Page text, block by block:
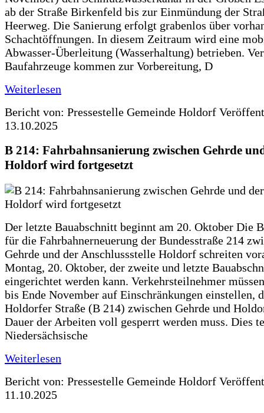
ab der Straße Birkenfeld bis zur Einmündung der
Heerweg. Die Sanierung erfolgt grabenlos über
Schachtöffnungen. In diesem Zeitraum wird eine
Abwasser-Überleitung (Wasserhaltung) betrieben.
Baufahrzeuge kommen zur Vorbereitung, D
Weiterlesen
Bericht von: Pressestelle Gemeinde Holdorf
13.10.2025
B 214: Fahrbahnsanierung zwischen Gehrde
Holdorf wird fortgesetzt
Der letzte Bauabschnitt beginnt am 20. Oktober Die
für die Fahrbahnerneuerung der Bundesstraße 214
Gehrde und der Anschlussstelle Holdorf schreiten
Montag, 20. Oktober, der zweite und letzte
eingerichtet werden kann. Verkehrsteilnehmer
bis Ende November auf Einschränkungen einstellen,
Holdorfer Straße (B 214) zwischen Gehrde und
Dauer der Arbeiten voll gesperrt werden muss. Dies
Niedersächsische
Weiterlesen
Bericht von: Pressestelle Gemeinde Holdorf
11.10.2025